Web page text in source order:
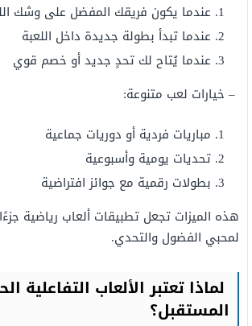
عندما يكون فريقك المفضل على وشك
عندما تبدأ بطولة جديدة داخل اللعبة
عندما يُتاح لك تحدٍ جديد أو خصم قوي
– خيارات لعب متنوعة:
مباريات فردية أو دوريات جماعية
تحديات يومية وأسبوعية
بطولات رقمية مع جوائز افتراضية
هذه الميزات تجعل تطبيقات ألعاب رياضية
لمحبي الفضول والتحدي.
لماذا تعتبر الألعاب التفاعلية
المستقبل؟